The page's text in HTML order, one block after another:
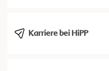
Karriere bei HiPP